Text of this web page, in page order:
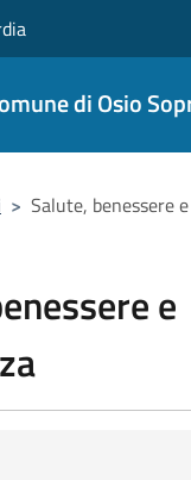
di Osio
> Salute, benessere
e